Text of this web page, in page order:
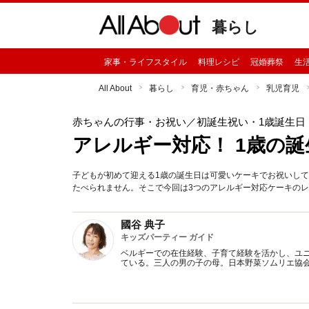
暮らし
家事・ライフスタイル 料理レシピ 冠婚葬祭 生
All About 暮らし 育児・赤ちゃん 乳児育児
赤ちゃんの行事・お祝い ／初誕生祝い・1歳誕生日
アレルギー対応！ 1歳の
子どもが初めて迎える1歳の誕生日は可愛いケーキでお祝いし
たべられません。そこで今回は3つのアレルギー対応ケーキの
國谷 典子
キッズパーティー ガイド
ベルギーでの在住経験、子育て経験を活かし、ユ
ている。三人の男の子の母。日本野菜ソムリエ協